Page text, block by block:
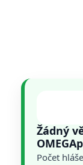
Žádný
Počet